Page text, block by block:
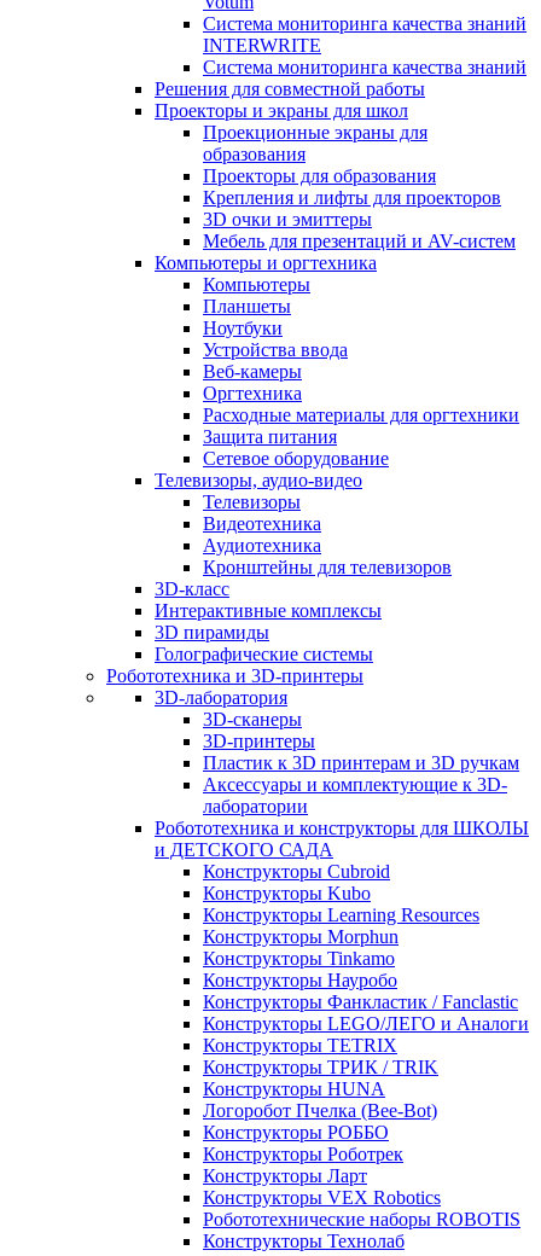
Система мониторинга качества знаний
INTERWRITE
Система мониторинга качества знаний
Решения для совместной работы
Проекторы и экраны для школ
Проекционные экраны для
образования
Проекторы для образования
Крепления и лифты для проекторов
3D очки и эмиттеры
Мебель для презентаций и AV-систем
Компьютеры и оргтехника
Компьютеры
Планшеты
Ноутбуки
Устройства ввода
Веб-камеры
Оргтехника
Расходные материалы для оргтехники
Защита питания
Сетевое оборудование
Телевизоры, аудио-видео
Телевизоры
Видеотехника
Аудиотехника
Кронштейны для телевизоров
3D-класс
Интерактивные комплексы
3D пирамиды
Голографические системы
Робототехника и 3D-принтеры
3D-лаборатория
3D-сканеры
3D-принтеры
Пластик к 3D принтерам и 3D ручкам
Аксессуары и комплектующие к 3D-
лаборатории
Робототехника и конструкторы для ШКОЛЫ
и ДЕТСКОГО САДА
Конструкторы Cubroid
Конструкторы Kubo
Конструкторы Learning Resources
Конструкторы Morphun
Конструкторы Tinkamo
Конструкторы Науробо
Конструкторы Фанкластик / Fanclastic
Конструкторы LEGO/ЛЕГО и Аналоги
Конструкторы TETRIX
Конструкторы ТРИК / TRIK
Конструкторы HUNA
Логоробот Пчелка (Bee-Bot)
Конструкторы РОББО
Конструкторы Роботрек
Конструкторы Ларт
Конструкторы VEX Robotics
Робототехнические наборы ROBOTIS
Конструкторы Технолаб